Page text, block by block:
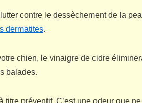
contre le dessèchement de la
dermatites.
chien, le vinaigre de cidre
balades.
titre préventif. C’est une odeur que